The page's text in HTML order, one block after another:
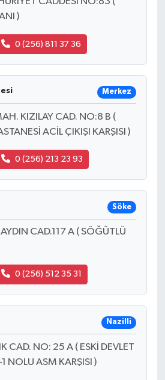
)
0 (256) 811 37 36
Merkez
KIZILAY CAD. NO:8 B (
ACİL ÇIKIŞI KARŞISI )
0 (256) 213 23 93
Söke
CAD.117 A ( SÖĞÜTLÜ
0 (256) 512 35 31
Nazilli
CAD. NO: 25 A ( ESKİ DEVLET
NOLU ASM KARŞISI )